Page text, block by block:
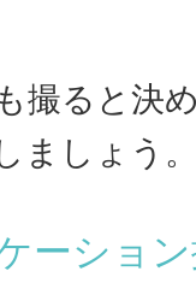
撮ると決
ましょう
ーショ